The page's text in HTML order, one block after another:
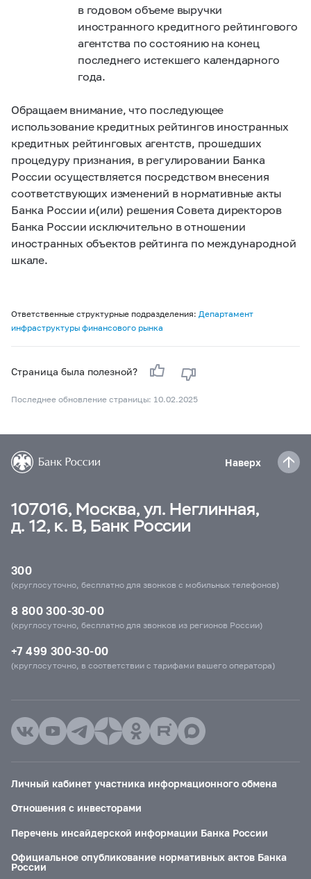
в годовом объеме выручки
иностранного кредитного рейтингового
агентства по состоянию на конец
последнего истекшего календарного
года.
Обращаем внимание, что последующее
использование кредитных рейтингов иностранных
кредитных рейтинговых агентств, прошедших
процедуру признания, в регулировании Банка
России осуществляется посредством внесения
соответствующих изменений в нормативные акты
Банка России и(или) решения Совета директоров
Банка России исключительно в отношении
иностранных объектов рейтинга по международной
шкале.
Ответственные структурные подразделения: Департамент
инфраструктуры финансового рынка
Страница была полезной?
Последнее обновление страницы: 10.02.2025
Наверх
107016, Москва, ул. Неглинная,
д. 12, к. В, Банк России
300
(круглосуточно, бесплатно для звонков с мобильных телефонов)
8 800 300-30-00
(круглосуточно, бесплатно для звонков из регионов России)
+7 499 300-30-00
(круглосуточно, в соответствии с тарифами вашего оператора)
Личный кабинет участника информационного обмена
Отношения с инвесторами
Перечень инсайдерской информации Банка России
Официальное опубликование нормативных актов Банка
России